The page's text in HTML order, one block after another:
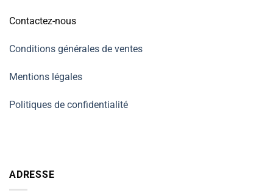
Contactez-nous
Conditions générales de ventes
Mentions légales
Politiques de confidentialité
ADRESSE